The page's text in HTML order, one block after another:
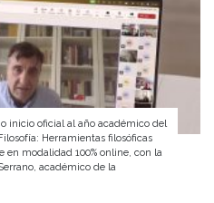
inicio oficial al año académico del
Herramientas filosóficas
en modalidad 100% online, con la
académico de la